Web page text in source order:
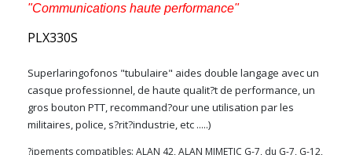
"Communications haute performance"
PLX330S
Superlaringofonos "tubulaire" aides double langage avec un
casque professionnel, de haute qualit?t de performance, un
gros bouton PTT, recommand?our une utilisation par les
militaires, police, s?rit?industrie, etc .....)
?ipements compatibles: ALAN 42, ALAN MIMETIC G-7, du G-7, G-12,